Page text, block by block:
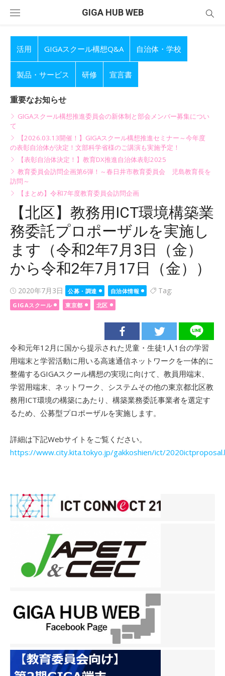
GIGA HUB WEB
活用 GIGAスクール構想Q&A 自治体・学校
製品・サービス 研修 宣言書
重要なお知らせ
GIGAスクール構想推進委員会の新体制と部会メンバー募集につい
て
【2026.03.13開催！】GIGAスクール構想推進セミナー～今年度
の表彰自治体が決定！文部科学省様のご講演も実施予定！
【表彰自治体決定！】教育DX推進自治体表彰2025
教育委員会訪問企画第6弾！～春日井市教育委員会 児島教育長を
訪問～
【まとめ】令和7年度教育委員会訪問企画
【北区】教務用ICT環境構築業
務委託プロポーザルを実施し
ます（令和2年7月3日（金）
から令和2年7月17日（金））
Posted
on
2020年7月3日 公募・調達 自治体情報 Tag:
GIGAスクール 東京都 北区
令和元年12月に国から提示された児童・生徒1人1台の学習
用端末と学習活動に用いる高速通信ネットワークを一体的に
整備するGIGAスクール構想の実現に向けて、教員用端末、
学習用端末、ネットワーク、システムその他の東京都北区教
務用ICT環境の構築にあたり、構築業務委託事業者を選定す
るため、公募型プロポーザルを実施します。
詳細は下記Webサイトをご覧ください。
https://www.city.kita.tokyo.jp/gakkoshien/ict/